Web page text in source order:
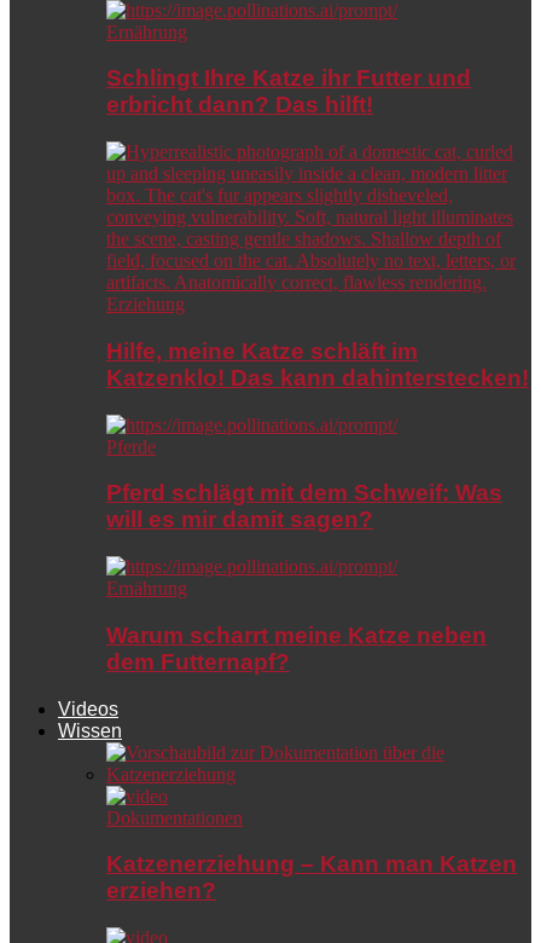
Ernährung
Schlingt Ihre Katze ihr Futter und
erbricht dann? Das hilft!
Erziehung
Hilfe, meine Katze schläft im
Katzenklo! Das kann dahinterstecken!
Pferde
Pferd schlägt mit dem Schweif: Was
will es mir damit sagen?
Ernährung
Warum scharrt meine Katze neben
dem Futternapf?
Videos
Wissen
Dokumentationen
Katzenerziehung – Kann man Katzen
erziehen?